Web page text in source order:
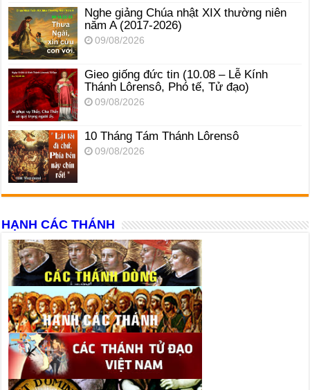
Nghe giảng Chúa nhật XIX thường niên
năm A (2017-2026)
09/08/2026
Gieo giống đức tin (10.08 – Lễ Kính
Thánh Lôrensô, Phó tế, Tử đạo)
09/08/2026
10 Tháng Tám Thánh Lôrensô
09/08/2026
HẠNH CÁC THÁNH